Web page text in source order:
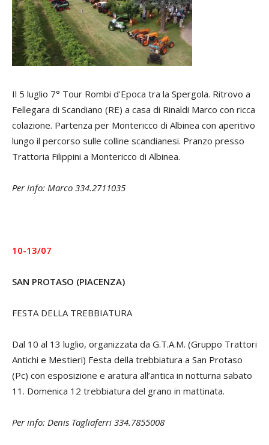
Il 5 luglio 7° Tour Rombi d'Epoca tra la Spergola. Ritrovo a
Fellegara di Scandiano (RE) a casa di Rinaldi Marco con ricca
colazione. Partenza per Montericco di Albinea con aperitivo
lungo il percorso sulle colline scandianesi. Pranzo presso
Trattoria Filippini a Montericco di Albinea.
Per info: Marco 334.2711035
10-13/07
SAN PROTASO (PIACENZA)
FESTA DELLA TREBBIATURA
Dal 10 al 13 luglio, organizzata da G.T.A.M. (Gruppo Trattori
Antichi e Mestieri) Festa della trebbiatura a San Protaso
(Pc) con esposizione e aratura all’antica in notturna sabato
11. Domenica 12 trebbiatura del grano in mattinata.
Per info: Denis Tagliaferri 334.7855008